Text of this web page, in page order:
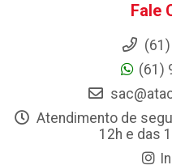
Fale
(61)
Atendimento de
12h e das